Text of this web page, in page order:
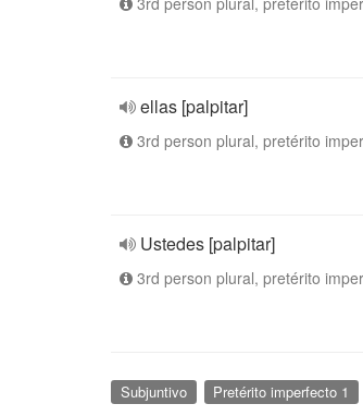
ellas [palpitar]
3rd person plural, pretérito
Ustedes [palpitar]
3rd person plural, pretérito
Subjuntivo Pretérito imperfecto 1